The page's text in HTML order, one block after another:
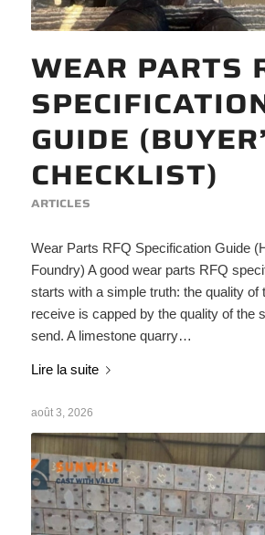
WEAR PARTS
GUIDE
CHECKLIST)
ARTICLES
Wear Parts RFQ Specification Guide
Foundry) A good wear parts RFQ
starts with a simple truth: the quality of
receive is capped by the quality of the
send. A limestone quarry…
Lire la suite
août 3, 2026